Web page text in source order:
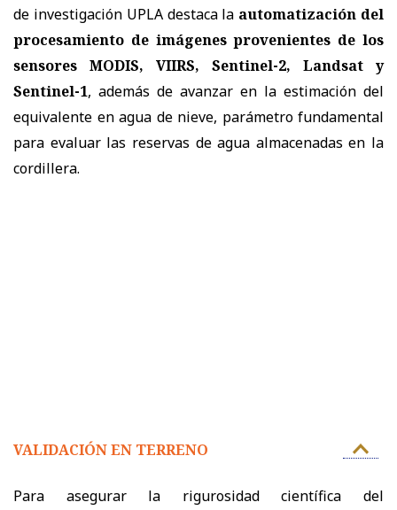
de investigación UPLA destaca la automatización del
procesamiento de imágenes provenientes de los
sensores MODIS, VIIRS, Sentinel-2, Landsat y
Sentinel-1, además de avanzar en la estimación del
equivalente en agua de nieve, parámetro fundamental
para evaluar las reservas de agua almacenadas en la
cordillera.
VALIDACIÓN EN TERRENO
Para asegurar la rigurosidad científica del